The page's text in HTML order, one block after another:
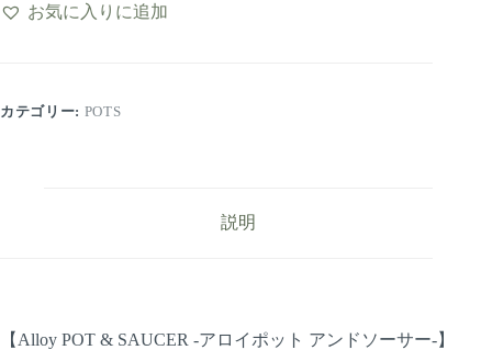
お気に入りに追加
カテゴリー: POTS
説明
【Alloy POT & SAUCER -アロイポット アンドソーサー-】